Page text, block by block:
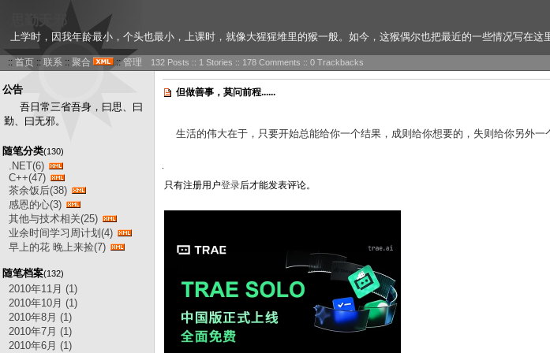
思勤无邪
上学时，因我年龄最小，个头也最小，上课时，就像大猩猩堆里的猴一般。如今，这猴偶尔也把最近的一些情况写在这里
:: 首页 :: 联系 :: 聚合 ::管理 132 Posts :: 1 Stories :: 178 Comments :: 0 Trackbacks
公告
吾日常三省吾身，曰思、曰
勤、曰无邪。
随笔分类(130)
.NET(6)
C++(47)
茶余饭后(38)
感恩的心(3)
其他与技术相关(25)
业余时间学习周计划(4)
早上的花 晚上来捡(7)
随笔档案(132)
2010年11月 (1)
2010年10月 (1)
2010年8月 (1)
2010年7月 (1)
2010年6月 (1)
但做善事，莫问前程......
生活的伟大在于，只要开始总能给你一个结果，成则给你想要的，失则给你另外一
只有注册用户登录后才能发表评论。